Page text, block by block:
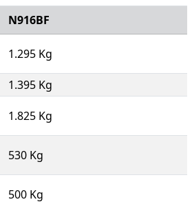
N916BF
1.295 Kg
1.395 Kg
1.825 Kg
530 Kg
500 Kg